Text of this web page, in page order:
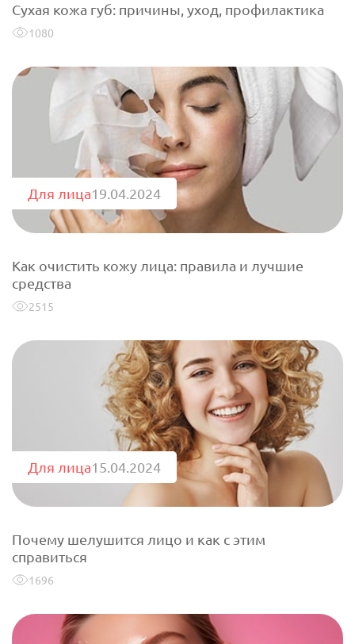
Сухая кожа губ: причины, уход, профилактика
1080
Для лица19.04.2024
Как очистить кожу лица: правила и лучшие
средства
2515
Для лица15.04.2024
Почему шелушится лицо и как с этим
справиться
1696